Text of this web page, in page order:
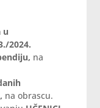
u
2024.
na
na obrascu.